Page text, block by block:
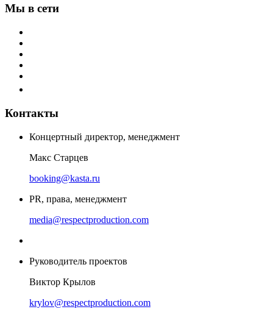
Мы в сети
Контакты
Концертный директор, менеджмент
Макс Старцев
booking@kasta.ru
PR, права, менеджмент
media@respectproduction.com
Руководитель проектов
Виктор Крылов
krylov@respectproduction.com